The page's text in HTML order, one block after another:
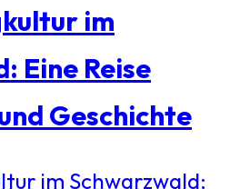
im
Eine Reise
Geschichte